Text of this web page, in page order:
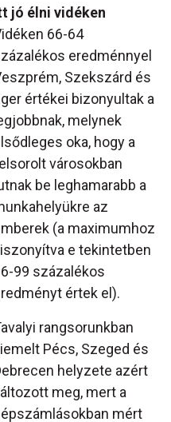
jó élni vidéken
66-64
eredménnyel
Szekszárd és
értékei bizonyultak a
melynek
oka, hogy a
városokban
be leghamarabb a
az
(a maximumhoz
e tekintetben
99 százalékos
értek el).
rangsorunkban
Pécs, Szeged és
helyzete azért
meg, mert a
mért